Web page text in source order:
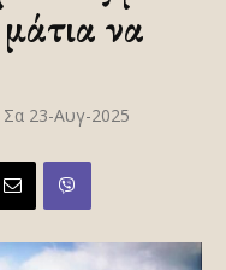
να
Σα 23-Αυγ-2025